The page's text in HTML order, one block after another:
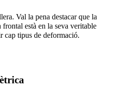
Val la pena destacar que la
està en la seva veritable
cap tipus de deformació.